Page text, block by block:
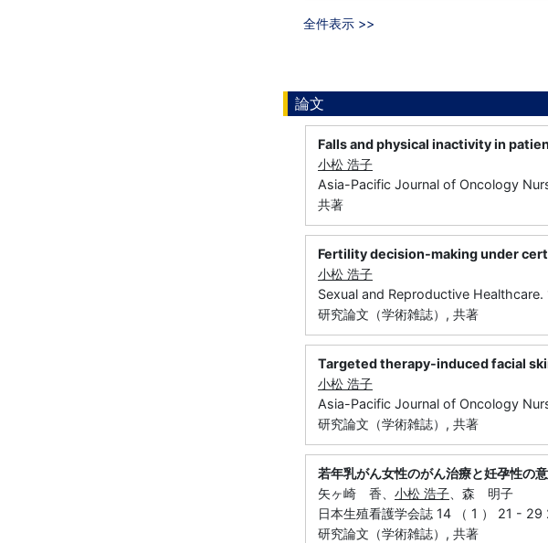
全件表示 >>
論文
Falls and physical inactivity in
小松 浩子
Asia-Pacific Journal of Oncology
共著
Fertility decision-making under
小松 浩子
Sexual and Reproductive
研究論文（学術雑誌）, 共著
Targeted therapy-induced facial
小松 浩子
Asia-Pacific Journal of Oncology
研究論文（学術雑誌）, 共著
若年乳がん女性のがん治療と妊孕性の
矢ヶ崎 香、 小松 浩子 、森 明子
日本生殖看護学会誌 14 （ 1 ） 21 - 29
研究論文（学術雑誌）, 共著